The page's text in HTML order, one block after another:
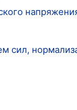
сил,